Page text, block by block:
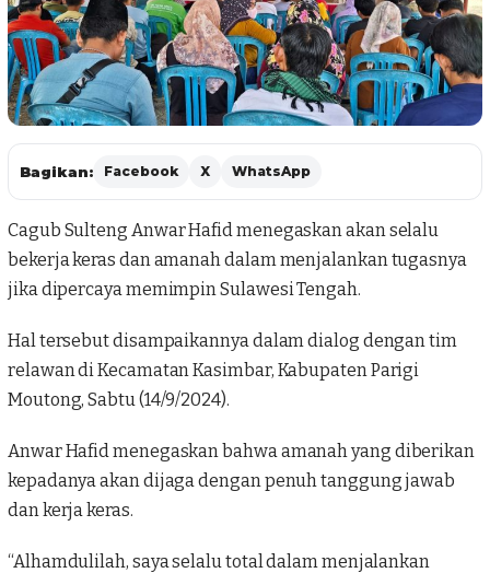
Bagikan: Facebook X WhatsApp
Cagub Sulteng Anwar Hafidmenegaskan akan selalu
bekerja keras dan amanah dalam menjalankan tugasnya
jika dipercaya memimpin Sulawesi Tengah.
Hal tersebut disampaikannya dalam dialog dengan tim
relawan diKecamatan Kasimbar, Kabupaten Parigi
Moutong, Sabtu (14/9/2024).
Anwar Hafid menegaskan bahwa amanah yang diberikan
kepadanya akan dijaga dengan penuh tanggung jawab
dan kerja keras.
“Alhamdulilah, saya selalu total dalam menjalankan